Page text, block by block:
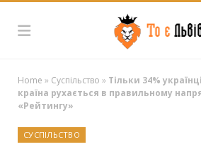
Home » Суспільство » Тільки 34%
країна рухається в правильному
«Рейтингу»
СУСПІЛЬСТВО